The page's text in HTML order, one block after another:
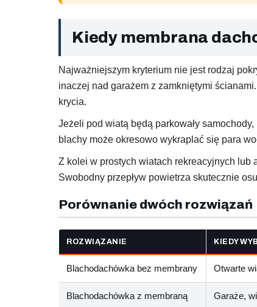
Kiedy membrana
Najważniejszym kryterium nie jest rodzaj
inaczej nad garażem z zamkniętymi
krycia.
Jeżeli pod wiatą będą parkowały
blachy może okresowo wykraplać się para
Z kolei w prostych wiatach rekreacyjnych
Swobodny przepływ powietrza skutecznie
Porównanie dwóch rozwiązań
ROZWIĄZANIE KIEDY
Blachodachówka bez membrany Otwarte
Blachodachówka z membraną Garaże,